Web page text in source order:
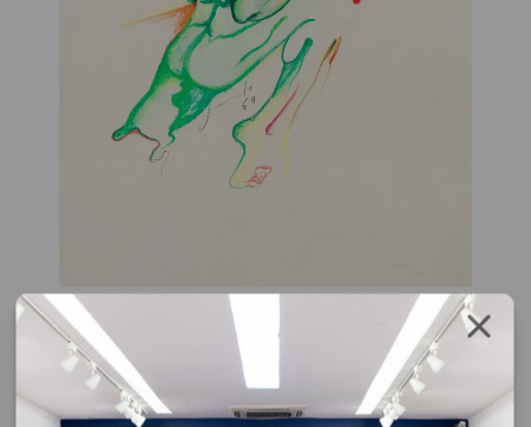
Ivald Granato
Sem Título (figuras em verde)
lapis de cor sobre papel
1969